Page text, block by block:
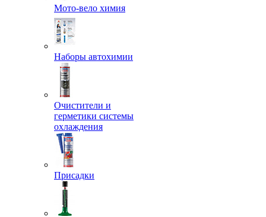
Мото-вело химия
Наборы автохимии
Очистители и
герметики системы
охлаждения
Присадки